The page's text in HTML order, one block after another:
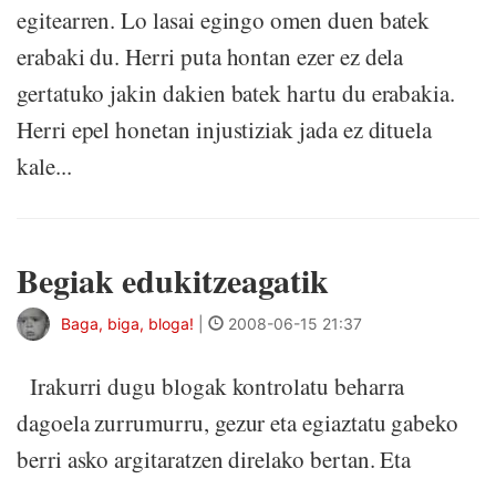
egitearren. Lo lasai egingo omen duen batek
erabaki du. Herri puta hontan ezer ez dela
gertatuko jakin dakien batek hartu du erabakia.
Herri epel honetan injustiziak jada ez dituela
kale...
Begiak edukitzeagatik
Baga, biga, bloga! 2008-06-15 21:37
Irakurri dugu blogak kontrolatu beharra
dagoela zurrumurru, gezur eta egiaztatu gabeko
berri asko argitaratzen direlako bertan. Eta